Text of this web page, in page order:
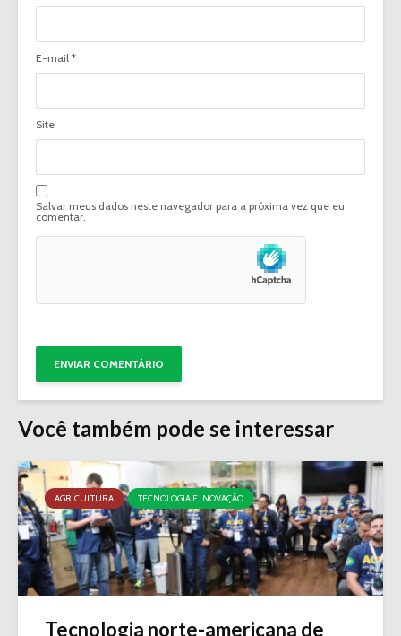
E-mail *
Site
Salvar meus dados neste navegador para a próxima vez que eu
comentar.
Você também pode se interessar
AGRICULTURA TECNOLOGIA E INOVAÇÃO
Tecnologia norte-americana de